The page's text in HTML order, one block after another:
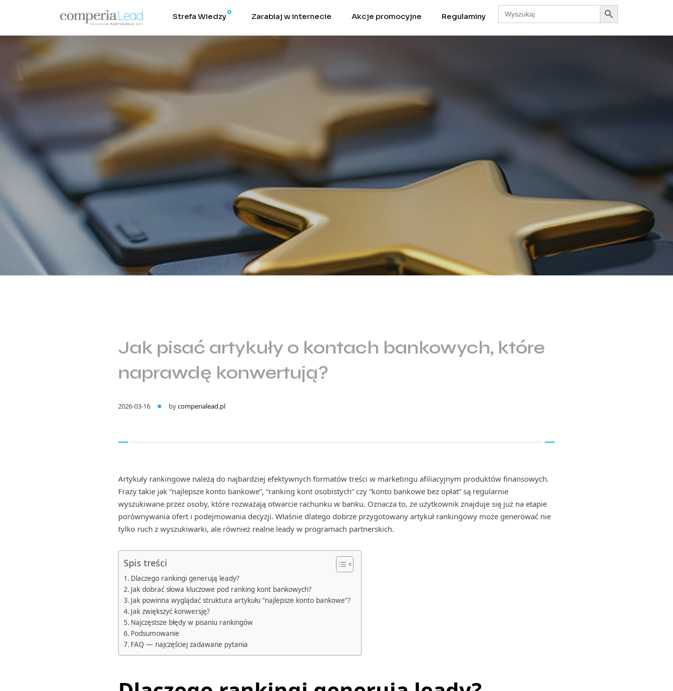
Strefa Wiedzy Zarabiaj w internecie Akcje promocyjne Regulaminy
Search
for:
Search Button
Jak pisać artykuły o kontach bankowych, które
naprawdę konwertują?
2026-03-16 bycomperialead.pl
Artykuły rankingowe należą do najbardziej efektywnych formatów treści w marketingu afiliacyjnym produktów finansowych.
Frazy takie jak “najlepsze konto bankowe”, “ranking kont osobistych” czy “konto bankowe bez opłat” są regularnie
wyszukiwane przez osoby, które rozważają otwarcie rachunku w banku. Oznacza to, że użytkownik znajduje się już na etapie
porównywania ofert i podejmowania decyzji. Właśnie dlatego dobrze przygotowany artykuł rankingowy może generować nie
tylko ruch z wyszukiwarki, ale również realne leady w programach partnerskich.
Spis treści
Dlaczego rankingi generują leady?
Jak dobrać słowa kluczowe pod ranking kont bankowych?
Jak powinna wyglądać struktura artykułu “najlepsze konto bankowe”?
Jak zwiększyć konwersję?
Najczęstsze błędy w pisaniu rankingów
Podsumowanie
FAQ — najczęściej zadawane pytania